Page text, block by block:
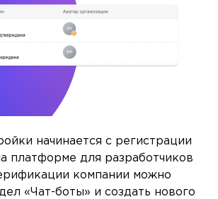
начинается с регистрации
платформе для разработчиков
компании можно
«Чат-боты» и создать нового